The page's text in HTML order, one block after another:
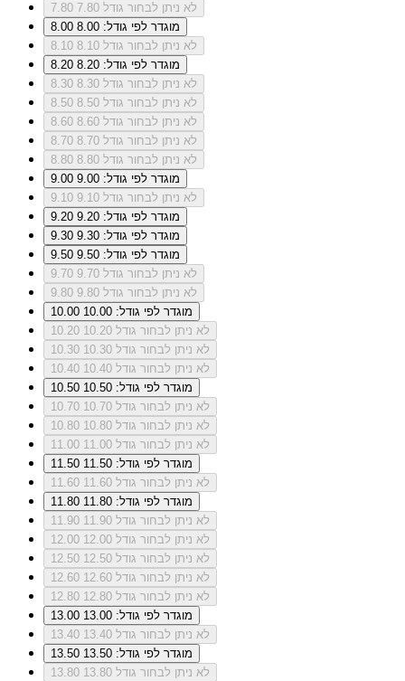
7.80
לא ניתן לבחור גודל 7.80
8.00
מוגדר לפי גודל: 8.00
8.10
לא ניתן לבחור גודל 8.10
8.20
מוגדר לפי גודל: 8.20
8.30
לא ניתן לבחור גודל 8.30
8.50
לא ניתן לבחור גודל 8.50
8.60
לא ניתן לבחור גודל 8.60
8.70
לא ניתן לבחור גודל 8.70
8.80
לא ניתן לבחור גודל 8.80
9.00
מוגדר לפי גודל: 9.00
9.10
לא ניתן לבחור גודל 9.10
9.20
מוגדר לפי גודל: 9.20
9.30
מוגדר לפי גודל: 9.30
9.50
מוגדר לפי גודל: 9.50
9.70
לא ניתן לבחור גודל 9.70
9.80
לא ניתן לבחור גודל 9.80
10.00
מוגדר לפי גודל: 10.00
10.20
לא ניתן לבחור גודל 10.20
10.30
לא ניתן לבחור גודל 10.30
10.40
לא ניתן לבחור גודל 10.40
10.50
מוגדר לפי גודל: 10.50
10.70
לא ניתן לבחור גודל 10.70
10.80
לא ניתן לבחור גודל 10.80
11.00
לא ניתן לבחור גודל 11.00
11.50
מוגדר לפי גודל: 11.50
11.60
לא ניתן לבחור גודל 11.60
11.80
מוגדר לפי גודל: 11.80
11.90
לא ניתן לבחור גודל 11.90
12.00
לא ניתן לבחור גודל 12.00
12.50
לא ניתן לבחור גודל 12.50
12.60
לא ניתן לבחור גודל 12.60
12.80
לא ניתן לבחור גודל 12.80
13.00
מוגדר לפי גודל: 13.00
13.40
לא ניתן לבחור גודל 13.40
13.50
מוגדר לפי גודל: 13.50
13.80
לא ניתן לבחור גודל 13.80